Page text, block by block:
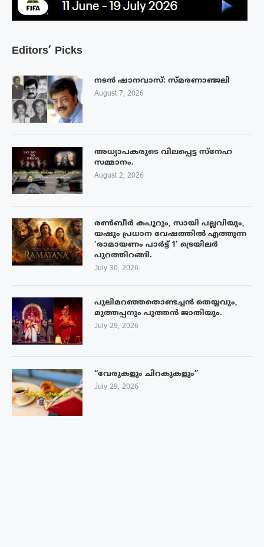
Editors’ Picks
നടൻ ഷാനവാസ്: സ്മരണാഞ്ജലി
August 7, 2026
അധ്യാപകരുടെ വിലപ്പെട്ട സ്നേഹ
സമ്മാനം.
August 2, 2026
രൺബീർ കപൂറും, സായി പല്ലവിയും,
യഷും പ്രധാന വേഷത്തിൽ എത്തുന്ന
‘രാമായണം പാർട്ട് 1’ ട്രെയിലർ
പുറത്തിറങ്ങി.
July 30, 2026
പുലിമറഞ്ഞതൊണ്ടച്ചൻ തെയ്യവും,
മുത്തപ്പനും പുത്തൻ ജാതിയും.
July 29, 2026
“വേരുകളും ചിറകുകളും”
July 29, 2026